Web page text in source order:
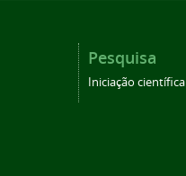
Pesquisa
Iniciação científica